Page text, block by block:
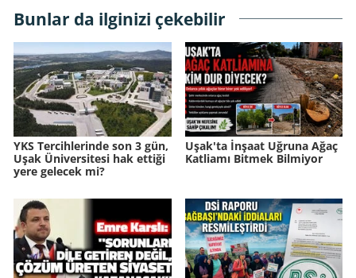
Bunlar da ilginizi çekebilir
YKS Tercihlerinde son 3 gün,
Uşak Üniversitesi hak ettiği
yere gelecek mi?
Uşak'ta İnşaat Uğruna Ağaç
Katliamı Bitmek Bilmiyor